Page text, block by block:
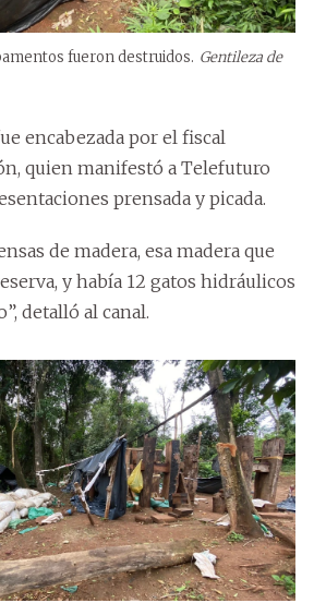
fueron destruidos. Gentileza de
encabezada por el fiscal
quien manifestó a Telefuturo
prensada y picada.
de madera, esa madera que
y había 12 gatos hidráulicos
detalló al canal.